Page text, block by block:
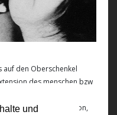
und
den Oberschenkel
des menschen bzw
der kommunikation,